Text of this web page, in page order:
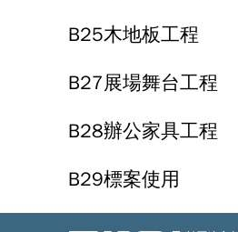
B25木地板工程
B27展場舞台工程
B28辦公家具工程
B29標案使用